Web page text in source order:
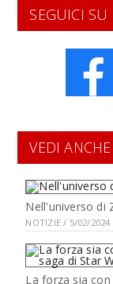
SEGUICI SU
VEDI ANCHE
Nell'universo di
NOTIZIE / 5/02/2024
La forza sia